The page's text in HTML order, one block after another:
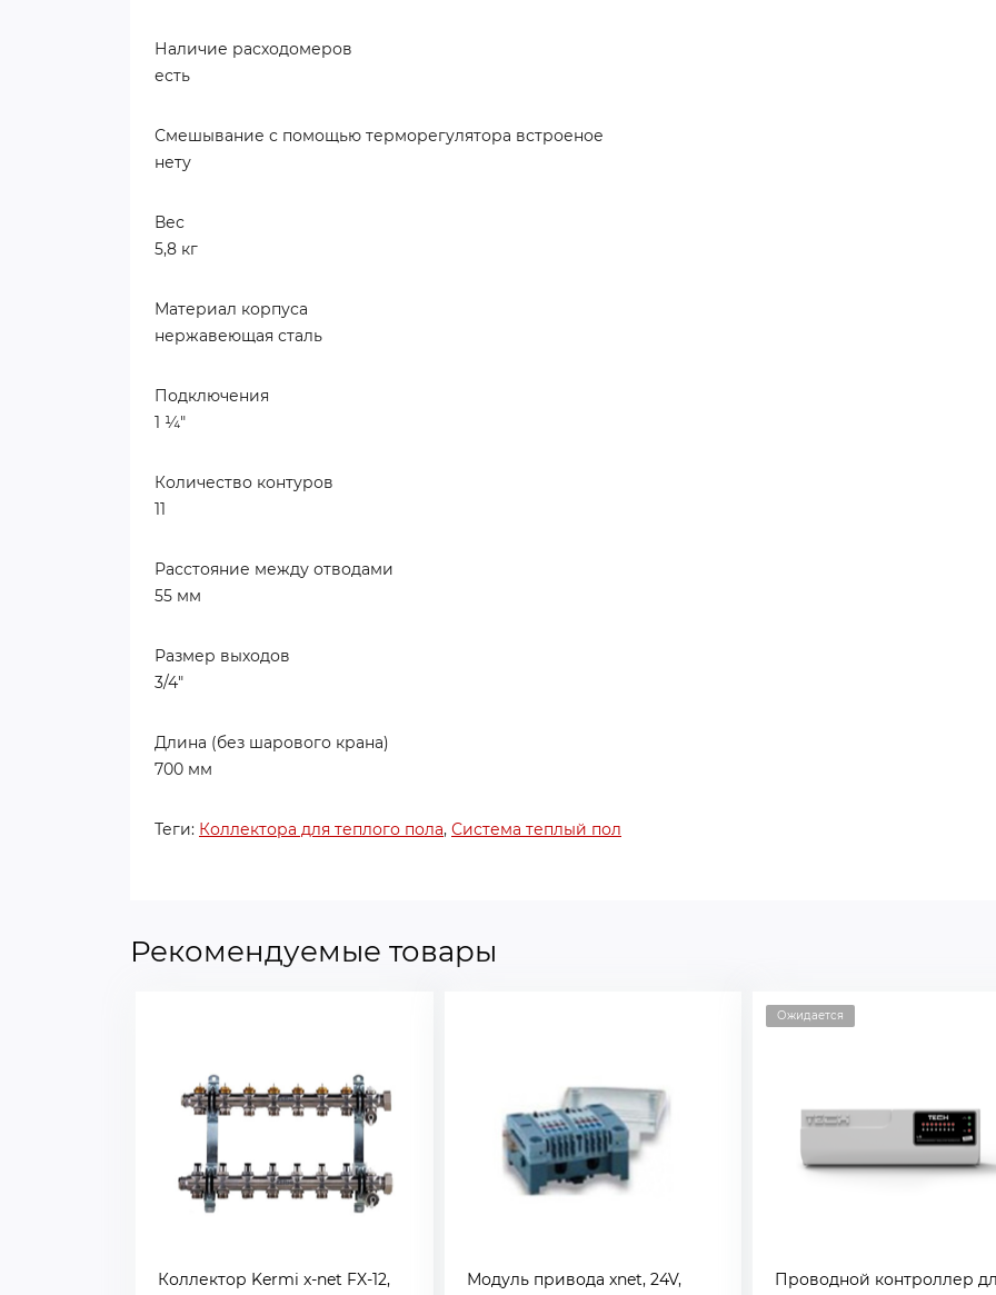
Наличие расходомеров
есть
Смешывание с помощью терморегулятора встроеное
нету
Вес
5,8 кг
Материал корпуса
нержавеющая сталь
Подключения
1 ¼"
Количество контуров
11
Расстояние между отводами
55 мм
Размер выходов
3/4"
Длина (без шарового крана)
700 мм
Теги: Коллектора для теплого пола, Система теплый пол
Рекомендуемые товары
Коллектор Kermi x-net FX-12,
Модуль привода xnet, 24V,
Ожидается
Проводной контроллер